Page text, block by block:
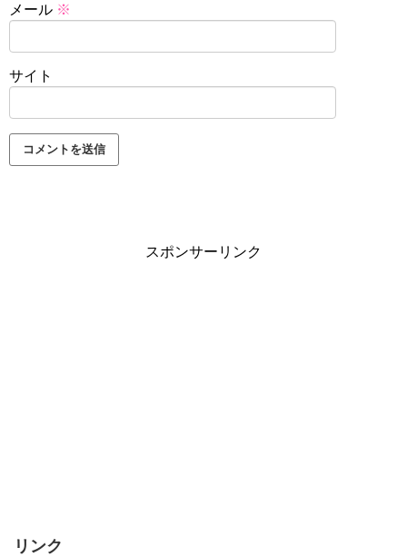
メール ※
サイト
スポンサーリンク
リンク